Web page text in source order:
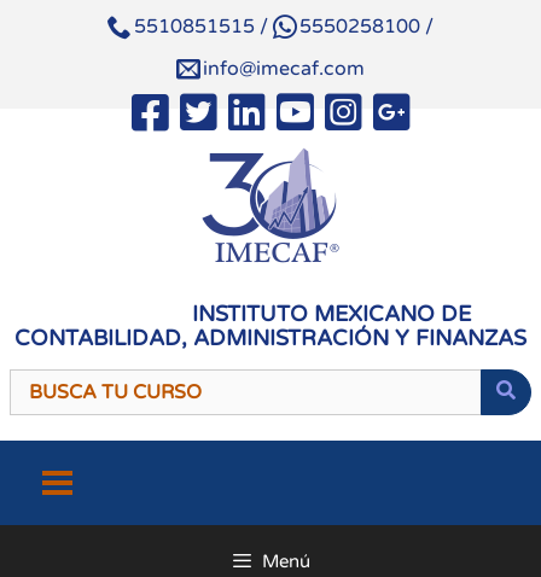
5510851515 / 5550258100 /
info@imecaf.com
INSTITUTO MEXICANO DE
CONTABILIDAD, ADMINISTRACIÓN Y FINANZAS
Menú